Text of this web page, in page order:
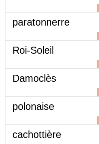
paratonnerre
Roi-Soleil
Damoclès
polonaise
cachottière